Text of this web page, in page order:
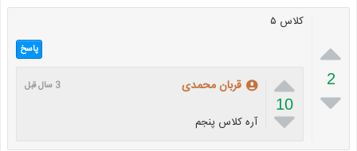

2

کلاس ۵
پاسخ

10

قربان محمدی 3 سال قبل
آره کلاس پنجم